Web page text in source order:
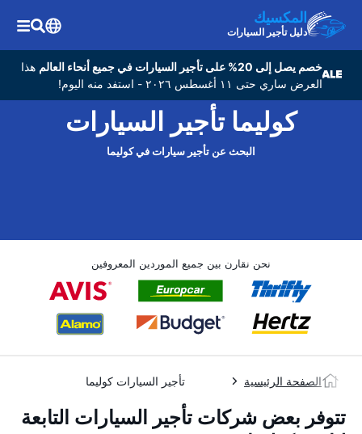
المكسيك
دليل تأجير السيارات
خصم يصل إلى 20% على تأجير السيارات في جميع أنحاء العالم
هذا
العرض ساري حتى ١١ أغسطس ٢٠٢٦ - استفد منه اليوم!
كوليما تأجير السيارات
البحث عن تأجير سيارات في كوليما
نحن نقارن بين جميع الموردين المعروفين
الصفحة الرئيسية تأجير السيارات كوليما
تتوفر بعض شركات تأجير السيارات التابعة